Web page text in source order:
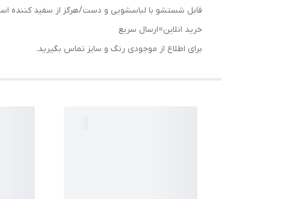
قابل شستشو با لباسشویی و دست/هرگز از سفید کننده
خرید انلاین=ارسال سریع
برای اطلاع از موجودی رنگ و سایز تماس بگیرید.